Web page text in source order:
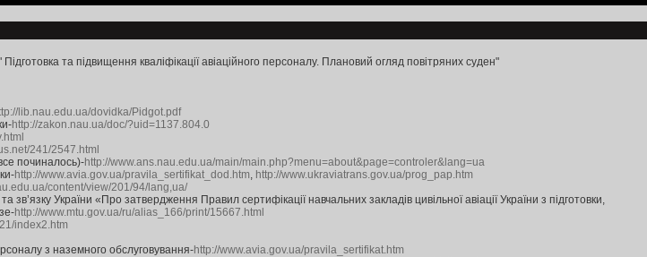
та підвищення кваліфікації авіаційного персоналу. Плановий огляд повітряних суден"
lib.nau.edu.ua/dovidka/Pidgot.pdf
http://zakon.nau.ua/doc/?uid=1137.804.0
241/2547.html
починалось)-http://www.ans.nau.edu.ua/main/main.php?menu=about&page=controler&lang=ua
http://www.avia.gov.ua/pravila_sertifikat_dod.htm, http://www.ukraviatrans.gov.ua/prog_pap.htm
content/view/201/94/lang,ua/
України «Про затвердження Правил сертифікації навчальних закладів цивільної авіації України з підготовки,
http://www.mtu.gov.ua/ru/alias_166/print/15667.html
index2.htm
з наземного обслуговування-http://www.avia.gov.ua/pravila_sertifikat.htm